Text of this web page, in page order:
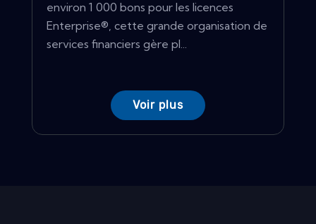
environ 1 000 bons pour les licences
Enterprise®, cette grande organisation de
services financiers gère pl...
Voir plus